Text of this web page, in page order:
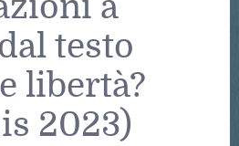
testo
libertà?
2023)